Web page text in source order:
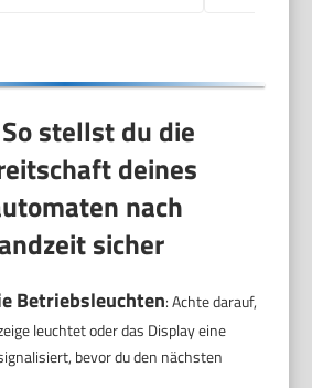
stellst du die
deines
nach
sicher
Betriebsleuchten: Achte darauf,
leuchtet oder das Display eine
bevor du den nächsten